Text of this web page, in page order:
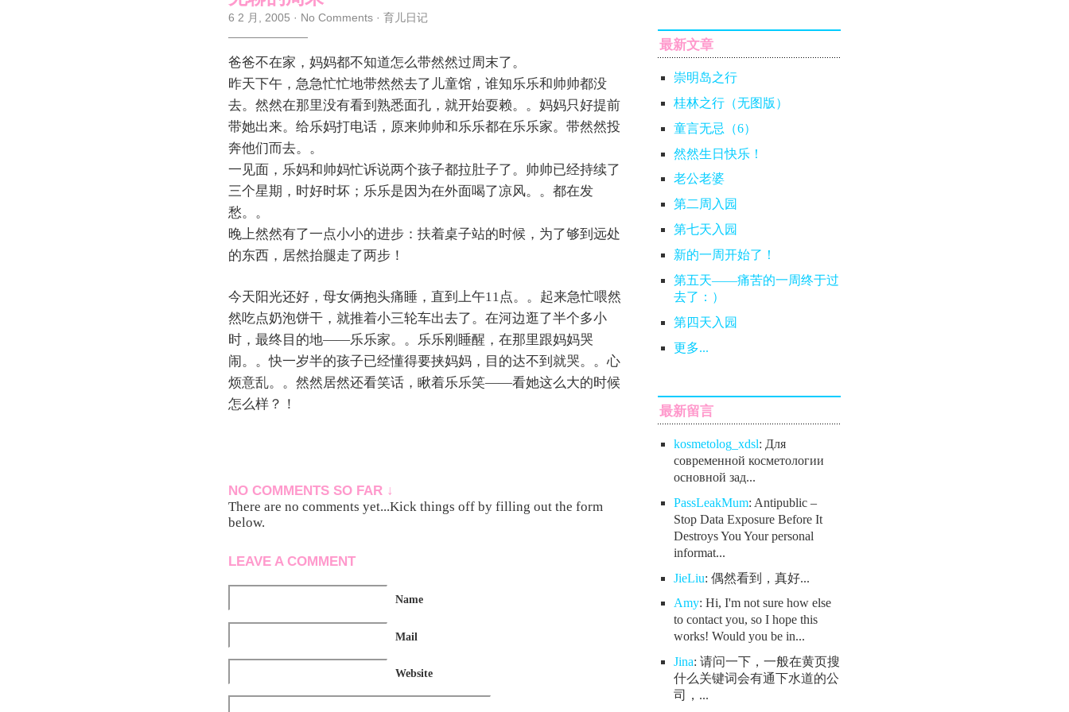
6 2 月, 2005 · No Comments · 育儿日记
爸爸不在家，妈妈都不知道怎么带然然过周末了。
昨天下午，急急忙忙地带然然去了儿童馆，谁知乐乐和帅帅都没
去。然然在那里没有看到熟悉面孔，就开始耍赖。。妈妈只好提前
带她出来。给乐妈打电话，原来帅帅和乐乐都在乐乐家。带然然投
奔他们而去。。
一见面，乐妈和帅妈忙诉说两个孩子都拉肚子了。帅帅已经持续了
三个星期，时好时坏；乐乐是因为在外面喝了凉风。。都在发
愁。。
晚上然然有了一点小小的进步：扶着桌子站的时候，为了够到远处
的东西，居然抬腿走了两步！
今天阳光还好，母女俩抱头痛睡，直到上午11点。。起来急忙喂然
然吃点奶泡饼干，就推着小三轮车出去了。在河边逛了半个多小
时，最终目的地——乐乐家。。乐乐刚睡醒，在那里跟妈妈哭
闹。。快一岁半的孩子已经懂得要挟妈妈，目的达不到就哭。。心
烦意乱。。然然居然还看笑话，瞅着乐乐笑——看她这么大的时候
怎么样？！
NO COMMENTS SO FAR ↓
There are no comments yet...Kick things off by filling out the form
below.
LEAVE A COMMENT
Name
Mail
Website
最新文章
崇明岛之行
桂林之行（无图版）
童言无忌（6）
然然生日快乐！
老公老婆
第二周入园
第七天入园
新的一周开始了！
第五天——痛苦的一周终于过
去了：）
第四天入园
更多...
最新留言
kosmetolog_xdsl: Для
современной косметологии
основной зад...
PassLeakMum: Antipublic –
Stop Data Exposure Before It
Destroys You Your personal
informat...
JieLiu: 偶然看到，真好...
Amy: Hi, I'm not sure how else
to contact you, so I hope this
works! Would you be in...
Jina: 请问一下，一般在黄页搜
什么关键词会有通下水道的公
司，...